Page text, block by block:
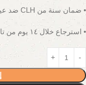
• ضمان سنة من CLH ضد عيوب الصناعة.
• استرجاع خلال ١٤ يوم من تاريخ الاستلام.